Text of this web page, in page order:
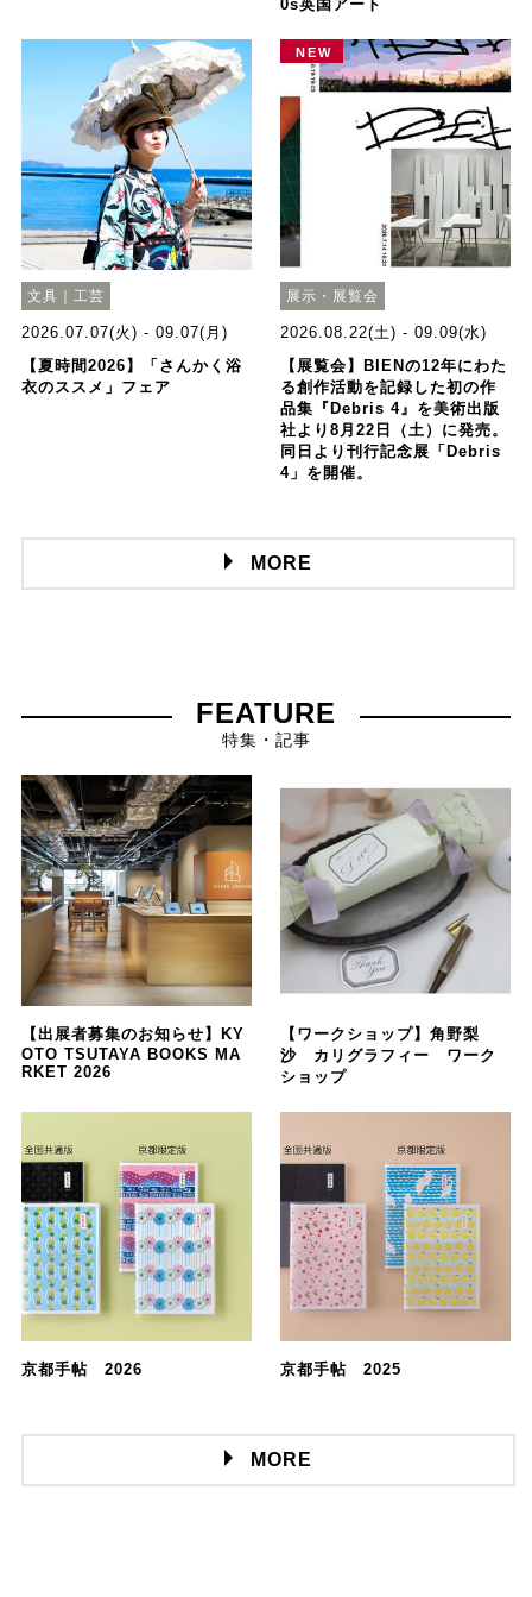
0s英国アート
文具｜工芸
2026.07.07(火) - 09.07(月)
【夏時間2026】「さんかく浴
衣のススメ」フェア
NEW
展示・展覧会
2026.08.22(土) - 09.09(水)
【展覧会】BIENの12年にわた
る創作活動を記録した初の作
品集『Debris 4』を美術出版
社より8月22日（土）に発売。
同日より刊行記念展「Debris
4」を開催。
MORE
FEATURE
特集・記事
【出展者募集のお知らせ】KY
OTO TSUTAYA BOOKS MA
RKET 2026
【ワークショップ】角野梨
沙 カリグラフィー ワーク
ショップ
京都手帖 2026 京都手帖 2025
MORE